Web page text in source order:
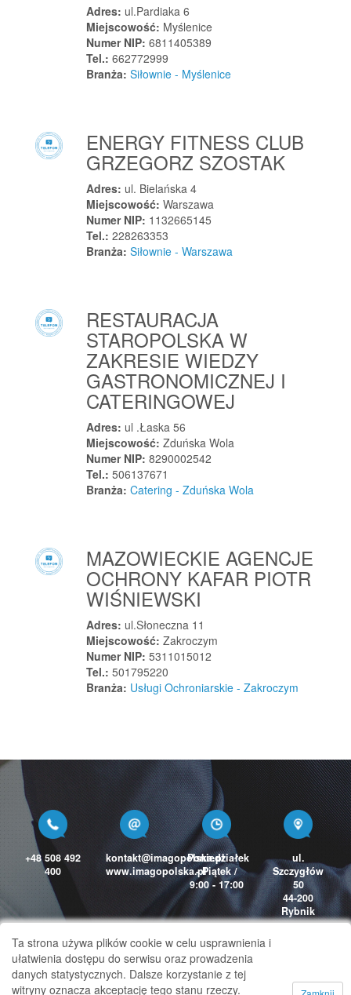
Radłów
Radomyśl Wielki
Radziechowice Pierwsze
Radziechowy
Radziejowice
Radziszów
Radzymin
Radzyń Chełmiński
Radzyń Podlaski
Rakowiska
Raków
Rakszawa
Raniżów
Raszyn
Raszyn
Rawa Mazowiecka
Rawicz
Rawicz
Rąbień
Rąbino
Adres: ul.Pardiaka 6
Miejscowość: Myślenice
Numer NIP: 6811405389
Tel.: 662772999
Branża: Siłownie - Myślenice
ENERGY FITNESS CLUB
GRZEGORZ SZOSTAK
Adres: ul. Bielańska 4
Miejscowość: Warszawa
Numer NIP: 1132665145
Tel.: 228263353
Branża: Siłownie - Warszawa
RESTAURACJA
STAROPOLSKA W
ZAKRESIE WIEDZY
GASTRONOMICZNEJ I
CATERINGOWEJ
Adres: ul .Łaska 56
Miejscowość: Zduńska Wola
Numer NIP: 8290002542
Tel.: 506137671
Branża: Catering - Zduńska Wola
MAZOWIECKIE AGENCJE
OCHRONY KAFAR PIOTR
WIŚNIEWSKI
Adres: ul.Słoneczna 11
Miejscowość: Zakroczym
Numer NIP: 5311015012
Tel.: 501795220
Branża: Usługi Ochroniarskie - Zakroczym
+48 508 492
400
kontakt@imagopolska.pl
www.imagopolska.pl
Poniedziałek
- Piątek /
9:00 - 17:00
ul.
Szczygłów
50
44-200
Rybnik
Ta strona używa plików cookie w celu usprawnienia i
ułatwienia dostępu do serwisu oraz prowadzenia
danych statystycznych. Dalsze korzystanie z tej
witryny oznacza akceptację tego stanu rzeczy.